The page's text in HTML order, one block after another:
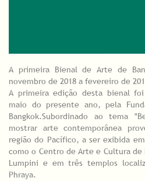
A primeira Bienal de Arte de
novembro de 2018 a fevereiro de
A primeira edição desta bienal
maio do presente ano, pela
Bangkok.Subordinado ao tema
mostrar arte contemporânea
região do Pacífico, a ser exibida
como o Centro de Arte e Cultura de
Lumpini e em três templos
Phraya.